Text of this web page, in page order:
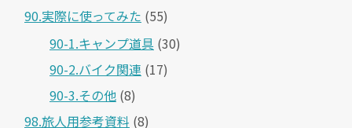
90.実際に使ってみた (55)
90-1.キャンプ道具 (30)
90-2.バイク関連 (17)
90-3.その他 (8)
98.旅人用参考資料 (8)